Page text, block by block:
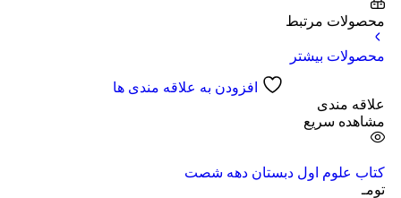
محصولات مرتبط
محصولات بیشتر
افزودن به علاقه مندی ها
علاقه مندی
مشاهده سریع
کتاب علوم اول دبستان دهه شصت
تومـ